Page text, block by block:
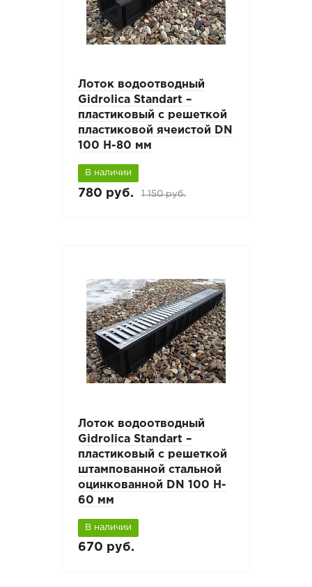
Лоток водоотводный
Gidrolica Standart –
пластиковый с решеткой
пластиковой ячеистой DN
100 H-80 мм
В наличии
780 руб. 1 150 руб.
Лоток водоотводный
Gidrolica Standart –
пластиковый с решеткой
штампованной стальной
оцинкованной DN 100 H-
60 мм
В наличии
670 руб.